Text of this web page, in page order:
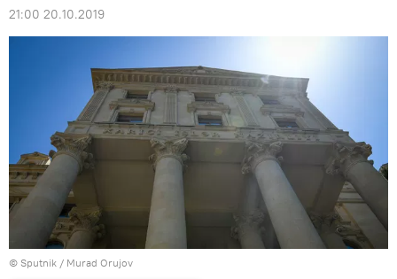
21:00 20.10.2019
© Sputnik / Murad Orujov